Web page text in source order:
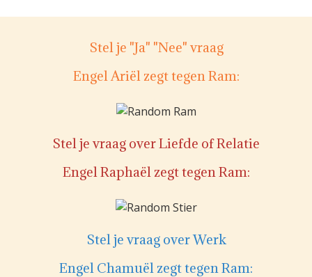
Stel je "Ja" "Nee" vraag
Engel Ariël zegt tegen Ram:
Stel je vraag over Liefde of Relatie
Engel Raphaël zegt tegen Ram:
Stel je vraag over Werk
Engel Chamuël zegt tegen Ram: